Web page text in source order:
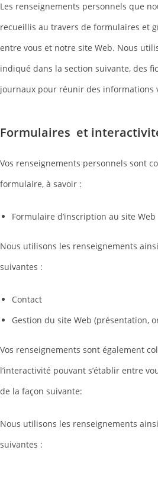
Les renseignements personnels que
recueillis au travers de formulaires et
entre vous et notre site Web. Nous
indiqué dans la section suivante, des
journaux pour réunir des informations
Formulaires et
Vos renseignements personnels sont
formulaire, à savoir :
Formulaire d’inscription au site Web
Nous utilisons les renseignements
suivantes :
Contact
Gestion du site Web (présentation,
Vos renseignements sont également
l’interactivité pouvant s’établir entre
de la façon suivante:
Nous utilisons les renseignements
suivantes :